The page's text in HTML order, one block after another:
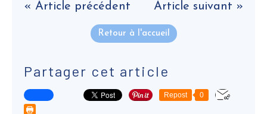
« Article précédent Article suivant »
Retour à l'accueil
Partager cet article
Repost 0